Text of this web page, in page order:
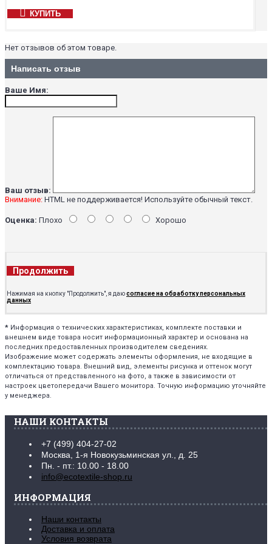
КУПИТЬ
Нет отзывов об этом товаре.
Написать отзыв
Ваше Имя:
Ваш отзыв:
Внимание: HTML не поддерживается! Используйте обычный текст.
Оценка: Плохо Хорошо
Продолжить
Нажимая на кнопку "Продолжить", я даюсогласие на обработку персональных
данных
* Информация о технических характеристиках, комплекте поставки и
внешнем виде товара носит информационный характер и основана на
последних предоставленных производителем сведениях.
Изображение может содержать элементы оформления, не входящие в
комплектацию товара. Внешний вид, элементы рисунка и оттенок могут
отличаться от представленного на фото, а также в зависимости от
настроек цветопередачи Вашего монитора. Точную информацию уточняйте
у менеджера.
НАШИ КОНТАКТЫ
+7 (499) 404-27-02
Москва, 1-я Новокузьминская ул., д. 25
Пн. - пт.: 10.00 - 18.00
info@ecotextile-shop.ru
ИНФОРМАЦИЯ
Наши контакты
Доставка и оплата
Условия возврата